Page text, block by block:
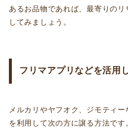
あるお品物であれば、最寄りの
してみましょう。
フリマアプリなどを活用
メルカリやヤフオク、ジモティー
を利用して次の方に譲る方法で